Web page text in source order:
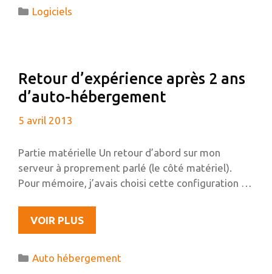
CLÉ
USB
Catégories
Logiciels
Retour d’expérience après 2 ans
d’auto-hébergement
5 avril 2013
Partie matérielle Un retour d’abord sur mon
serveur à proprement parlé (le côté matériel).
Pour mémoire, j’avais choisi cette configuration …
VOIR PLUSRETOUR
D’EXPÉRIENCE
2
Catégories
Auto hébergement